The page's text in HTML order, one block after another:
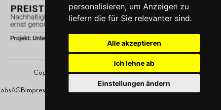
personalisieren, um Anzeigen zu
liefern die für Sie relevanter sind.
Alle akzeptieren
Ich lehne ab
Einstellungen ändern
Copyright by im-jaich 2026 – Made with auf Rügen
AGB Impressum Datenschutzerklärung